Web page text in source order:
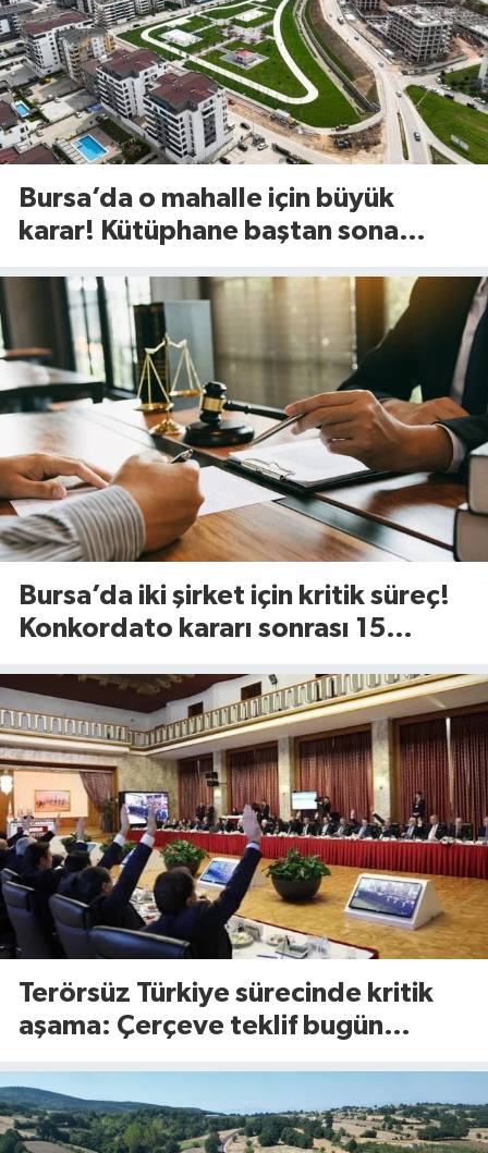
Bursa’da o mahalle için büyük
karar! Kütüphane baştan sona
Bursa’da iki şirket için kritik süreç!
Konkordato kararı sonrası 15
Terörsüz Türkiye sürecinde kritik
aşama: Çerçeve teklif bugün